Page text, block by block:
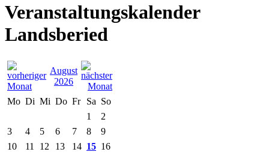
Veranstaltungskalender
Landsberied
August
2026
Mo Di Mi Do Fr Sa So
1
2
3
4 5 6 7 8
9
10
11 12 13 14 15 16